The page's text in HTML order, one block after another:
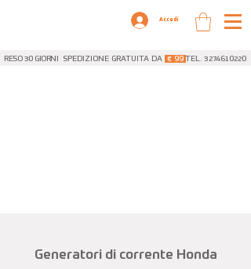
Accedi
RESO 30 GIORNI SPEDIZIONE GRATUITA DA € 99TEL. 3274610220
Generatori di corrente Honda